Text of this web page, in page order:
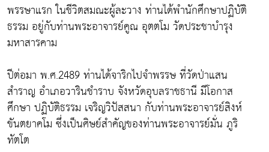
พรรษาแรก ในชีวิตสมณะผู้ละวาง ท่านได้พำนักศึกษาปฏิบัติ
ธรรม อยู่กับท่านพระอาจารย์คูณ อุตตโม วัดประชาบำรุง
มหาสารคาม
ปีต่อมา พ.ศ.2489 ท่านได้จาริกไปจำพรรษ ที่วัดป่าแสน
สำราญ อำเภอวารินชำราบ จังหวัดอุบลราชธานี มีโอกาส
ศึกษา ปฏิบัติธรรม เจริญวิปัสสนา กับท่านพระอาจารย์สิงห์
ขันตยาคโม ซึ่งเป็นศิษย์สำคัญของท่านพระอาจารย์มั่น ภูริ
ทัตโต